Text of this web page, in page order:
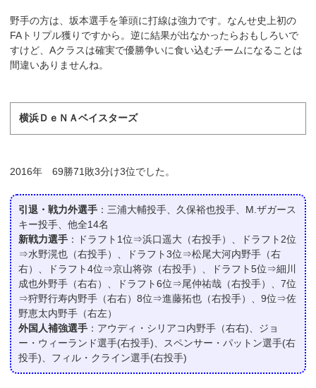
野手の方は、坂本選手を筆頭に打線は強力です。なんせ史上初の
FAトリプル獲りですから。逆に結果が出なかったらおもしろいで
すけど、Aクラスは確実で優勝争いに食い込むチームになることは
間違いありませんね。
横浜ＤｅＮＡベイスターズ
2016年 69勝71敗3分け3位でした。
引退・戦力外選手 ：三浦大輔投手、久保裕也投手、M.ザガース
キー投手、他全14名
新戦力選手 ：ドラフト1位⇒浜口遥大（右投手）、ドラフト2位
⇒水野滉也（右投手）、ドラフト3位⇒松尾大河内野手（右
右）、ドラフト4位⇒京山将弥（右投手）、ドラフト5位⇒細川
成也外野手（右右）、ドラフト6位⇒尾仲祐哉（右投手）、7位
⇒狩野行寿内野手（右右）8位⇒進藤拓也（右投手）、9位⇒佐
野恵太内野手（右左）
外国人補強選手 ：アウディ・シリアコ内野手（右右)、ジョ
ー・ウィーランド選手(右投手)、スペンサー・パットン選手(右
投手)、フィル・クライン選手(右投手)